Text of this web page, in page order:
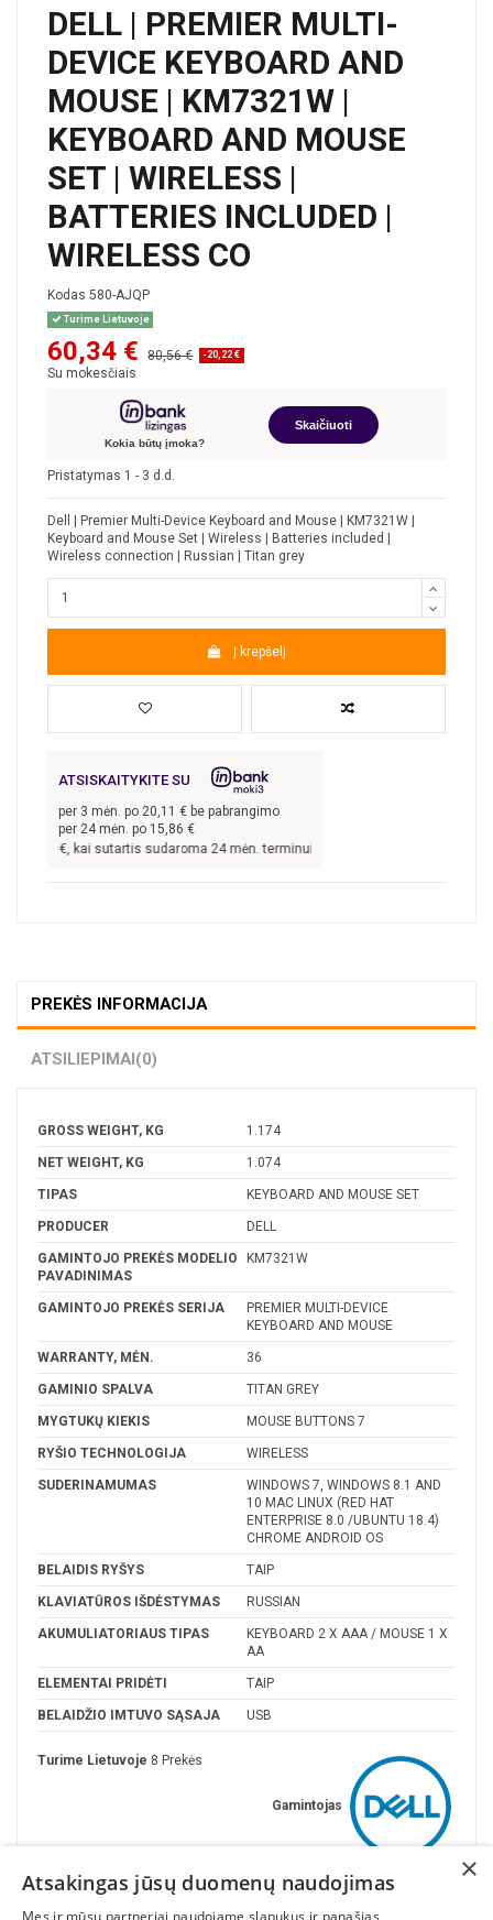
DELL | PREMIER MULTI-
DEVICE KEYBOARD AND
MOUSE | KM7321W |
KEYBOARD AND MOUSE
SET | WIRELESS |
BATTERIES INCLUDED |
WIRELESS CO
Kodas 580-AJQP
Turime Lietuvoje
60,34 € 80,56 € -20,22 €
Su mokesčiais
Kokia būtų įmoka?
Skaičiuoti
Pristatymas 1 - 3 d.d.
Dell | Premier Multi-Device Keyboard and Mouse | KM7321W |
Keyboard and Mouse Set | Wireless | Batteries included |
Wireless connection | Russian | Titan grey
Į krepšelį
ATSISKAITYKITE SU
per 3 mėn. po 20,11 € be pabrangimo
per 24 mėn. po 15,86 €
€, kai sutartis sudaroma 24 mėn. terminui, metinė palūkanų norma –
PREKĖS INFORMACIJA
ATSILIEPIMAI(0)
GROSS WEIGHT, KG 1.174
NET WEIGHT, KG 1.074
TIPAS KEYBOARD AND MOUSE SET
PRODUCER DELL
GAMINTOJO PREKĖS MODELIO
PAVADINIMAS
KM7321W
GAMINTOJO PREKĖS SERIJA
PREMIER MULTI-DEVICE
KEYBOARD AND MOUSE
WARRANTY, MĖN. 36
GAMINIO SPALVA TITAN GREY
MYGTUKŲ KIEKIS MOUSE BUTTONS 7
RYŠIO TECHNOLOGIJA WIRELESS
SUDERINAMUMAS
WINDOWS 7, WINDOWS 8.1 AND
10 MAC LINUX (RED HAT
ENTERPRISE 8.0 /UBUNTU 18.4)
CHROME ANDROID OS
BELAIDIS RYŠYS TAIP
KLAVIATŪROS IŠDĖSTYMAS RUSSIAN
AKUMULIATORIAUS TIPAS
KEYBOARD 2 X AAA / MOUSE 1 X
AA
ELEMENTAI PRIDĖTI TAIP
BELAIDŽIO IMTUVO SĄSAJA USB
Gamintojas
Turime Lietuvoje 8 Prekės
×
Atsakingas jūsų duomenų naudojimas
Mes ir mūsų partneriai naudojame slapukus ir panašias